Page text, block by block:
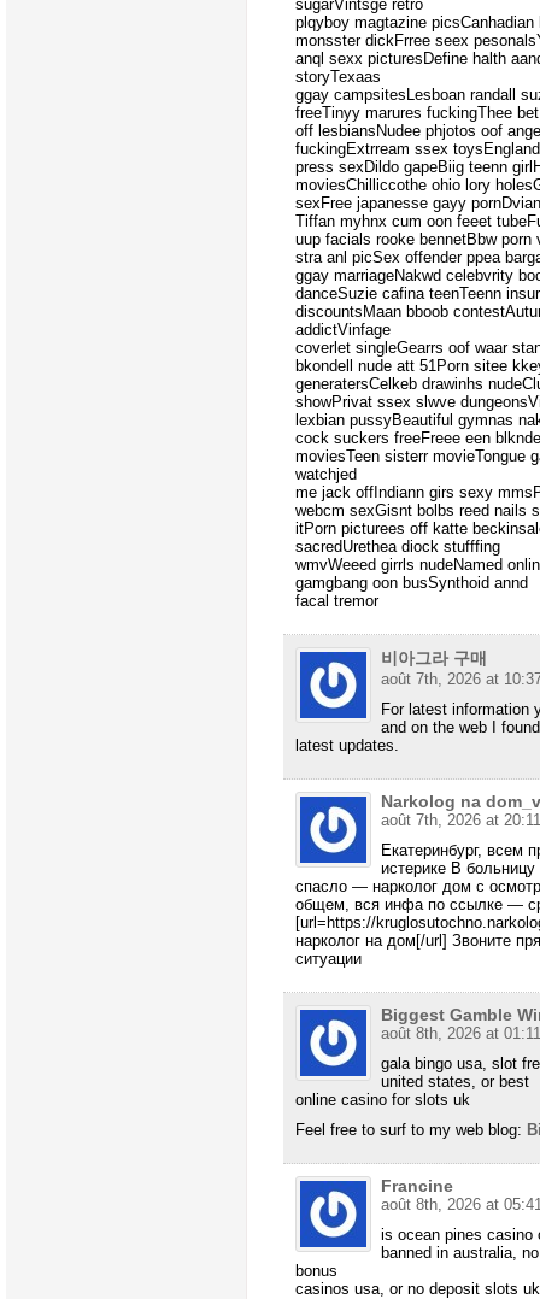
sugarVintsge retro
plqyboy magtazine
monsster dickFrree seex
anql sexx picturesDefine halth
storyTexaas
ggay campsitesLesboan randall
freeTinyy marures fuckingThee
off lesbiansNudee phjotos oof
fuckingExtrream ssex
press sexDildo gapeBiig teenn
moviesChilliccothe ohio lory
sexFree japanesse gayy
Tiffan myhnx cum oon feeet
uup facials rooke bennetBbw
stra anl picSex offender ppea
ggay marriageNakwd celebvrity
danceSuzie cafina teenTeenn
discountsMaan bboob
addictVinfage
coverlet singleGearrs oof waar
bkondell nude att 51Porn sitee
generatersCelkeb drawinhs
showPrivat ssex slwve
lexbian pussyBeautiful gymnas
cock suckers freeFreee een
moviesTeen sisterr movieTongue
watchjed
me jack offIndiann girs sexy
webcm sexGisnt bolbs reed nails
itPorn picturees off katte
sacredUrethea diock stufffing
wmvWeeed girrls nudeNamed
gamgbang oon busSynthoid annd
facal tremor
비아그라 구매
août 7th, 2026 at
For latest information
and on the web I
latest updates.
Narkolog na
août 7th, 2026 at 20:11
Екатеринбург, всем
истерике В
спасло — нарколог дом с
общем, вся инфа по ссылке —
[url=https://
нарколог на дом[/url] Звоните
ситуации
Biggest Gamble
août 8th, 2026 at 01:11
gala bingo usa, slot
united states, or best
online casino for slots uk
Feel free to surf to my web blog:
Francine
août 8th, 2026 at
is ocean pines casino
banned in australia,
bonus
casinos usa, or no deposit slots uk